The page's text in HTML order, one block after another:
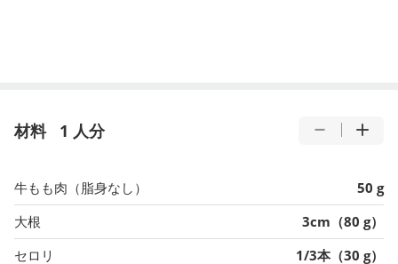
材料 1 人分
牛もも肉（脂身なし）
50 g
大根
3cm（80 g）
セロリ
1/3本（30 g）